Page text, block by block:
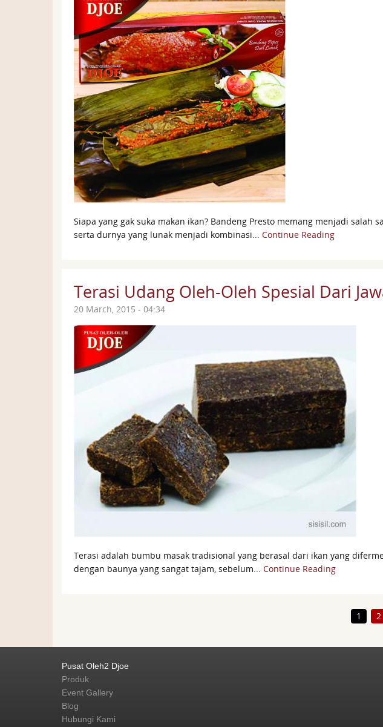
Siapa yang gak suka makan ikan? Bandeng Presto memang menjadi
serta durnya yang lunak menjadi kombinasi... Continue Reading
Terasi Udang Oleh-Oleh Spesial Dari
20 March, 2015 - 04:34
Terasi adalah bumbu masak tradisional yang berasal dari ikan yang
dengan baunya yang sangat tajam, sebelum... Continue Reading
1 2
Pusat Oleh2 Djoe
Produk
Event Gallery
Blog
Hubungi Kami